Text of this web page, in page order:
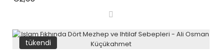
tükendi